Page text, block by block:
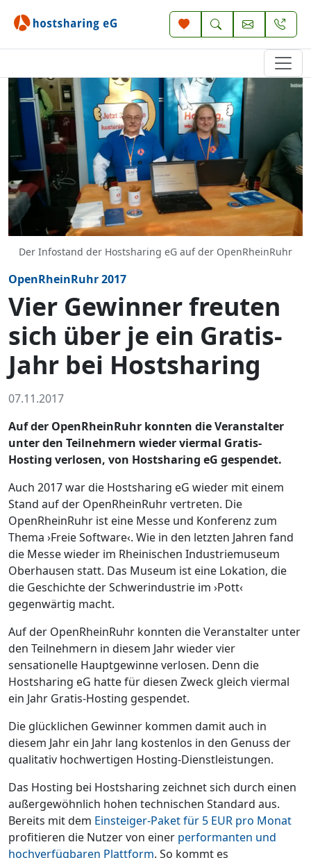
Der Infostand der Hostsharing eG auf der OpenRheinRuhr
OpenRheinRuhr 2017
Vier Gewinner freuten
sich über je ein Gratis-
Jahr bei Hostsharing
07.11.2017
Auf der OpenRheinRuhr konnten die Veranstalter
unter den Teilnehmern wieder viermal Gratis-
Hosting verlosen, von Hostsharing eG gespendet.
Auch 2017 war die Hostsharing eG wieder mit einem
Stand auf der OpenRheinRuhr vertreten. Die
OpenRheinRuhr ist eine Messe und Konferenz zum
Thema ›Freie Software‹. Wie in den letzten Jahren fand
die Messe wieder im Rheinischen Industriemuseum
Oberhausen statt. Das Museum ist eine Lokation, die
die Geschichte der Schwerindustrie im ›Pott‹
gegenwärtig macht.
Auf der OpenRheinRuhr konnten die Veranstalter unter
den Teilnehmern in diesem Jahr wieder vier
sensationelle Hauptgewinne verlosen. Denn die
Hostsharing eG hatte für diesen Zweck gleich viermal
ein Jahr Gratis-Hosting gespendet.
Die glücklichen Gewinner kommen damit auch in
diesem Jahr ein Jahr lang kostenlos in den Genuss der
qualitativ hochwertigen Hosting-Dienstleistungen.
Das Hosting bei Hostsharing zeichnet sich durch einen
außergewöhnlich hohen technischen Standard aus.
Bereits mit dem Einsteiger-Paket für 5 EUR pro Monat
profitieren die Nutzer von einer performanten und
hochverfügbaren Plattform. So kommt es